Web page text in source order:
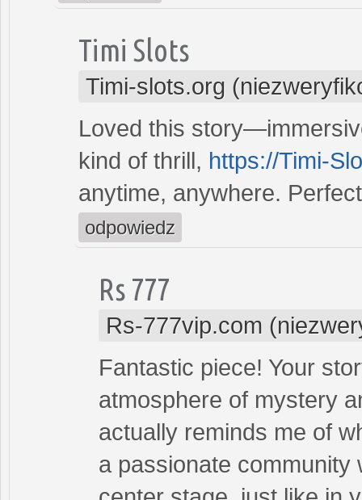
Timi Slots
Timi-slots.org
Loved this
kind of thrill, https://Timi-
anytime, anywhere.
odpowiedz
Rs 777
Rs-777vip.com
Fantastic piece! Your
atmosphere of mystery
actually reminds me of
a passionate community